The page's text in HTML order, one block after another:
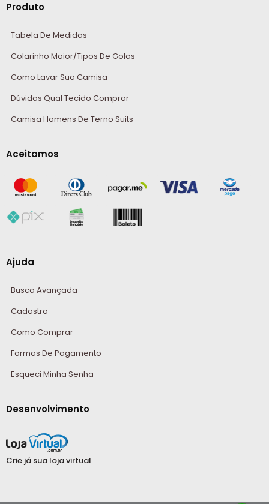
Produto
Tabela De Medidas
Colarinho Maior/Tipos De Golas
Como Lavar Sua Camisa
Dúvidas Qual Tecido Comprar
Camisa Homens De Terno Suits
Aceitamos
Ajuda
Busca Avançada
Cadastro
Como Comprar
Formas De Pagamento
Esqueci Minha Senha
Desenvolvimento
Crie já sua loja virtual